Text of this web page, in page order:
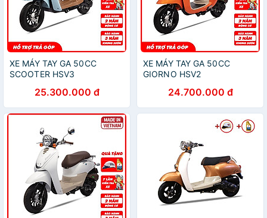
XE MÁY TAY GA 50CC
SCOOTER HSV3
25.300.000 đ
XE MÁY TAY GA 50CC
GIORNO HSV2
24.700.000 đ